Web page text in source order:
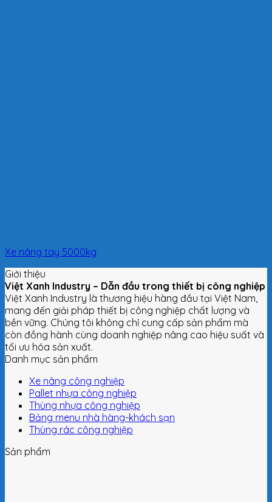
Xe nâng tay 5000kg
Giới thiệu
Việt Xanh Industry – Dẫn đầu trong thiết bị công nghiệp
Việt Xanh Industry là thương hiệu hàng đầu tại Việt Nam,
mang đến giải pháp thiết bị công nghiệp chất lượng và
bền vững. Chúng tôi không chỉ cung cấp sản phẩm mà
còn đồng hành cùng doanh nghiệp nâng cao hiệu suất và
tối ưu hóa sản xuất.
Danh mục sản phẩm
Xe nâng công nghiệp
Pallet nhựa công nghiệp
Thùng nhựa công nghiệp
Bảng menu nhà hàng-khách sạn
Thùng rác công nghiệp
Sản phẩm